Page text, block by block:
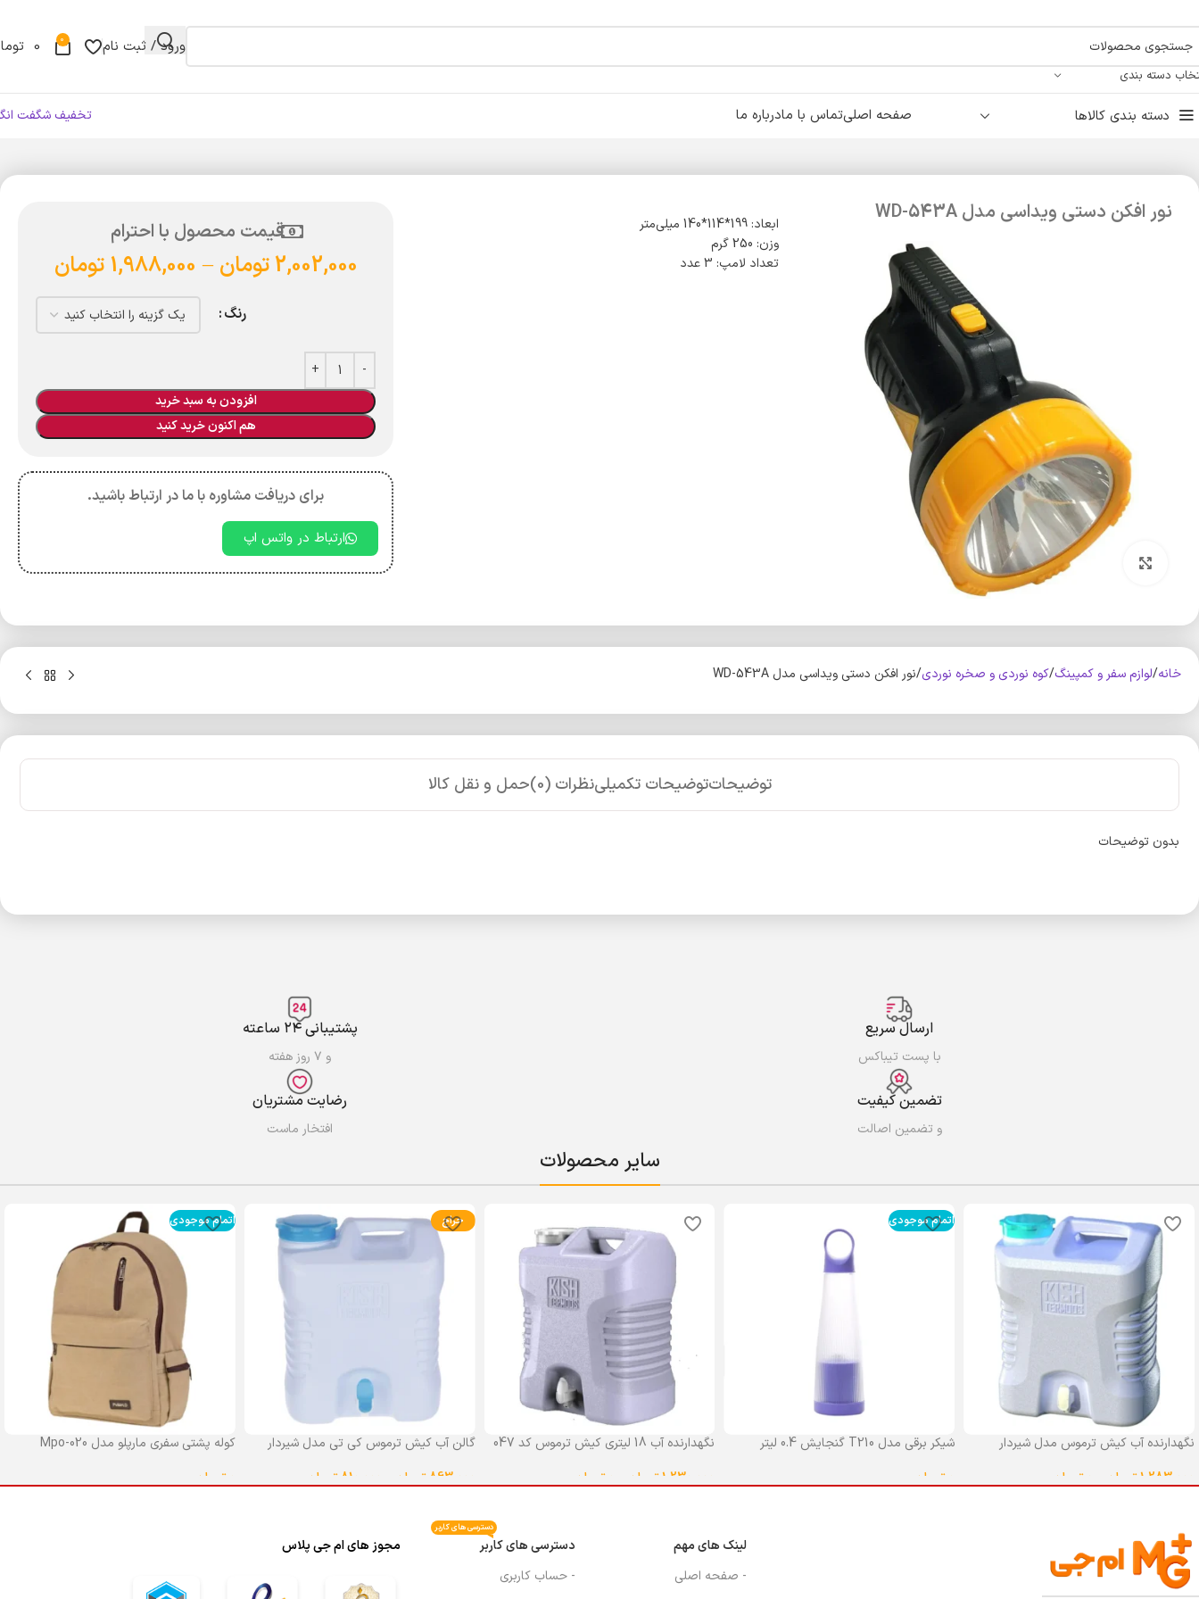
دسته بندی
ورود / ثبت نام 0
0
دسته بندی کالاها صفحه اصلیتماس با مادرباره ما تخفیف شگفت
نور افکن دستی ویداسی مدل WD-543A
بزرگنمایی تصویر
ابعاد: 199*114*140 میلی‌متر
وزن: 250 گرم
تعداد لامپ: 3 عدد
قیمت محصول با احترام
2,002,000 تومان –
1,988,000 تومان
رنگ
افزودن به سبد خرید
هم اکنون خرید کنید
برای دریافت مشاوره با ما در ارتباط باشید.
ارتباط در واتس اپ
خانه لوازم سفر و کمپینگ کوه‌ نوردی و صخره نوردی نور افکن دستی ویداسی مدل WD-543A
توضیحاتتوضیحات تکمیلینظرات (0) حمل و نقل کالا
بدون توضیحات
ارسال سریع
با پست تیباکس
پشتیبانی ۲۴ ساعته
و ۷ روز هفته
تضمین کیفیت
و تضمین اصالت
رضایت مشتریان
افتخار ماست
سایر محصولات
نگهدارنده آب کیش ترموس مدل شیردار
1,283,000تومان تومان
اتمام موجودی
شیکر برقی مدل T210 گنجایش 0.4 لیتر
تومان
نگهدارنده آب 18 لیتری کیش ترموس کد 047
1,230,000تومان تومان
حراج
گالن آب کیش ترموس کی تی مدل شیردار
863,000 تومان 810,000 تومان
اتمام موجودی
کوله پشتی سفری مارپلو مدل Mpo-020
تومان
لینک های مهم
- صفحه اصلی
دسترسی های کاربر
دسترسی های کاربر
- حساب کاربری
مجوز های ام جی پلاس